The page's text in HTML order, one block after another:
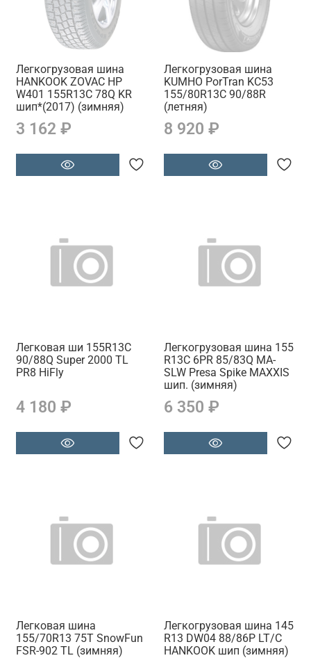
Легкогрузовая шина
HANKOOK ZOVAC HP
W401 155R13C 78Q KR
шип*(2017) (зимняя)
3 162 ₽
Легкогрузовая шина
KUMHO PorTran KC53
155/80R13C 90/88R
(летняя)
8 920 ₽
Легковая ши 155R13C
90/88Q Super 2000 TL
PR8 HiFly
4 180 ₽
Легкогрузовая шина 155
R13C 6PR 85/83Q MA-
SLW Presa Spike MAXXIS
шип. (зимняя)
6 350 ₽
Легковая шина
155/70R13 75T SnowFun
FSR-902 TL (зимняя)
Легкогрузовая шина 145
R13 DW04 88/86P LT/C
HANKOOK шип (зимняя)